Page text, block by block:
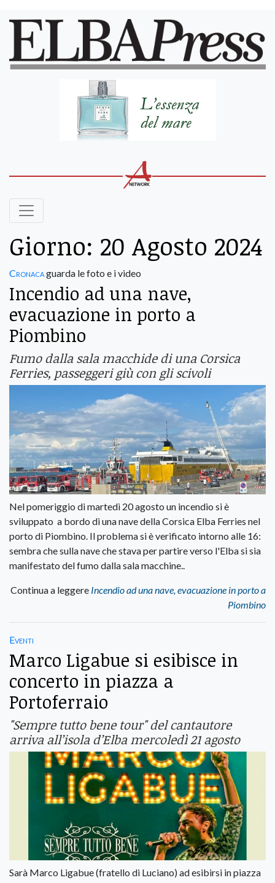
Giorno: 20 Agosto 2024
Cronacaguarda le foto e i video
Incendio ad una nave,
evacuazione in porto a
Piombino
Fumo dalla sala macchide di una Corsica
Ferries, passeggeri giù con gli scivoli
Nel pomeriggio di martedì 20 agosto un incendio si è
sviluppato a bordo di una nave della Corsica Elba Ferries nel
porto di Piombino. Il problema si è verificato intorno alle 16:
sembra che sulla nave che stava per partire verso l'Elba si sia
manifestato del fumo dalla sala macchine..
Continua a leggere Incendio ad una nave, evacuazione in porto a
Piombino
Eventi
Marco Ligabue si esibisce in
concerto in piazza a
Portoferraio
"Sempre tutto bene tour" del cantautore
arriva all’isola d’Elba mercoledì 21 agosto
Sarà Marco Ligabue (fratello di Luciano) ad esibirsi in piazza